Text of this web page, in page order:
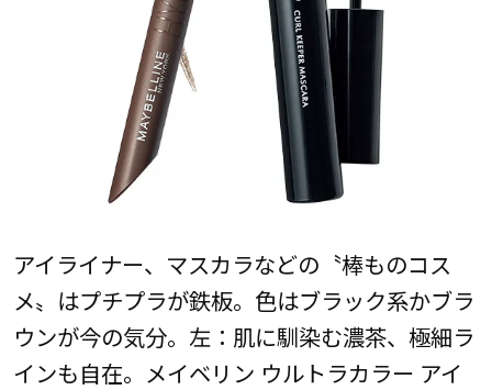
アイライナー、マスカラなどの〝棒ものコス
メ〟はプチプラが鉄板。色はブラック系かブラ
ウンが今の気分。左：肌に馴染む濃茶、極細ラ
インも自在。メイベリン ウルトラカラー アイ